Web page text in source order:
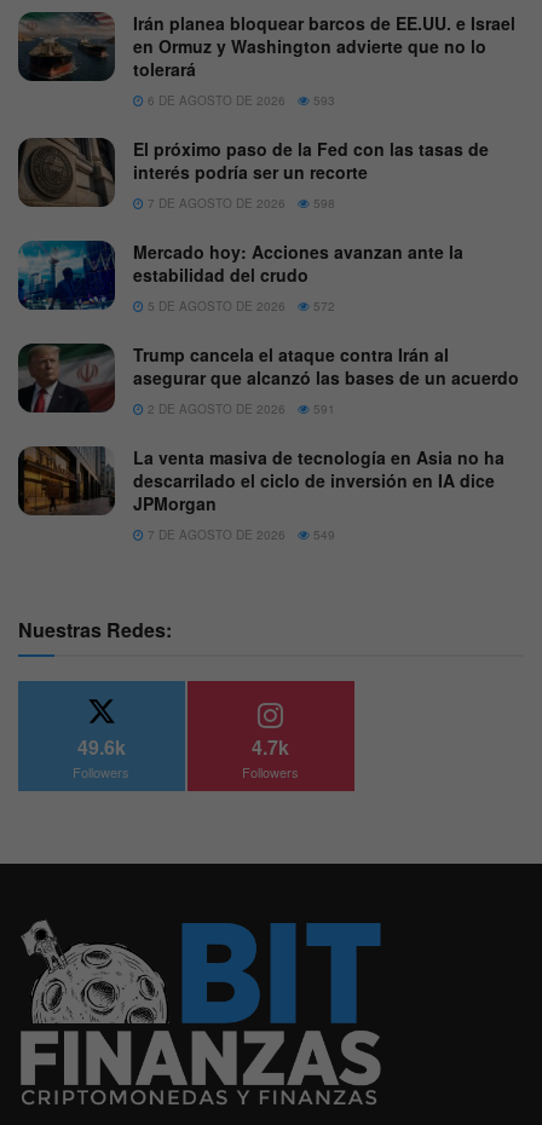
Irán planea bloquear barcos de EE.UU. e Israel
en Ormuz y Washington advierte que no lo
tolerará
6 DE AGOSTO DE 2026 593
El próximo paso de la Fed con las tasas de
interés podría ser un recorte
7 DE AGOSTO DE 2026 598
Mercado hoy: Acciones avanzan ante la
estabilidad del crudo
5 DE AGOSTO DE 2026 572
Trump cancela el ataque contra Irán al
asegurar que alcanzó las bases de un acuerdo
2 DE AGOSTO DE 2026 591
La venta masiva de tecnología en Asia no ha
descarrilado el ciclo de inversión en IA dice
JPMorgan
7 DE AGOSTO DE 2026 549
Nuestras Redes:
49.6k
Followers
4.7k
Followers